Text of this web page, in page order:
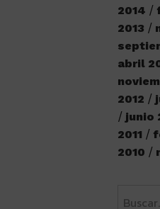
2014
2013
abril
2012
junio
2011
2010